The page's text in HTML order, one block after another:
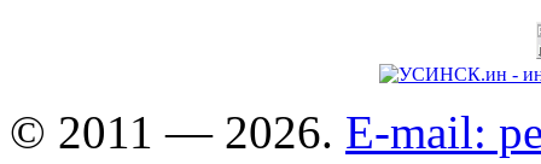
© 2011 — 2026. E-mail: